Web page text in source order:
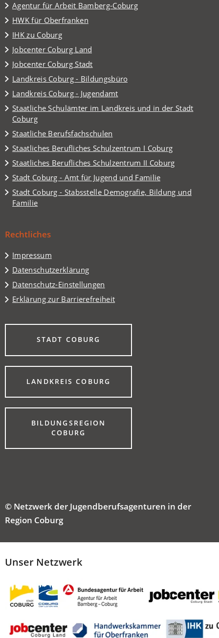
Agentur für Arbeit Bamberg-Coburg
(Öffnet
in
einem
neuen
Tab)
HWK für Oberfranken
(Öffnet
in
einem
neuen
Tab)
IHK zu Coburg
(Öffnet
in
einem
neuen
Tab)
Jobcenter Coburg Land
(Öffnet
in
einem
neuen
Tab)
Jobcenter Coburg Stadt
(Öffnet
in
einem
neuen
Tab)
Landkreis Coburg - Bildungsbüro
(Öffnet
in
einem
neuen
Tab)
Landkreis Coburg - Jugendamt
(Öffnet
in
einem
neuen
Tab)
Staatliche Schulämter im Landkreis und in der Stadt
Coburg
(Öffnet
in
einem
neuen
Tab)
Staatliche Berufsfachschulen
(Öffnet
in
einem
neuen
Tab)
Staatliches Berufliches Schulzentrum I Coburg
(Öffnet
in
einem
neuen
Tab)
Staatliches Berufliches Schulzentrum II Coburg
(Öffnet
in
einem
neuen
Tab)
Stadt Coburg - Amt für Jugend und Familie
(Öffnet
in
einem
neuen
Stadt Coburg - Stabsstelle Demografie, Bildung und
Familie
(Öffnet
neuen
Rechtliches
Impressum
Datenschutzerklärung
Datenschutz-Einstellungen
Erklärung zur Barrierefreiheit
STADT COBURG
(ÖFFNET
EINEM
NEUEN
LANDKREIS COBURG
(ÖFFNET
EINEM
NEUEN
BILDUNGSREGION
COBURG
EINEM
© Netzwerk der Jugendberufsagenturen in der
Region Coburg
Unser Netzwerk